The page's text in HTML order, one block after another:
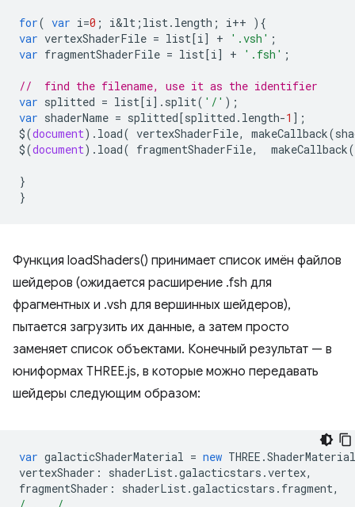
for( var i=0 ; i&lt ; list. length ; i++ ){
var vertexShaderFile = list [i] + '.vsh' ;
var fragmentShaderFile = list [i] + '.fsh' ;
//  find the filename, use it as the identifier
var splitted = list [i]. split( '/' );
var shaderName = splitted [splitted . length-1 ];
$(document). load( vertexShaderFile, makeCallback(
$(document). load( fragmentShaderFile, makeCallback(
}
}
Функция loadShaders() принимает список имён файлов
шейдеров (ожидается расширение .fsh для
фрагментных и .vsh для вершинных шейдеров),
пытается загрузить их данные, а затем просто
заменяет список объектами. Конечный результат — в
юниформах THREE.js, в которые можно передавать
шейдеры следующим образом:
var galacticShaderMaterial = new THREE .ShaderMaterial
vertexShader : shaderList.galacticstars .vertex,
fragmentShader : shaderList.galacticstars . fragment,